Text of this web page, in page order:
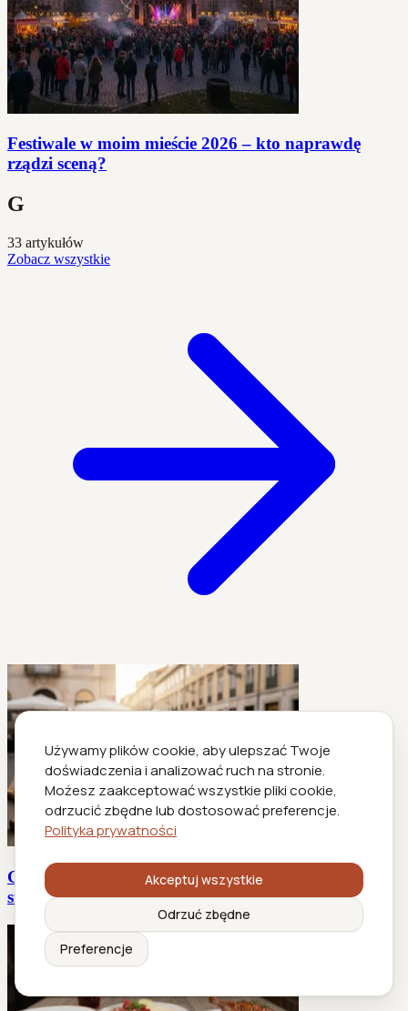
Używamy plików cookie, aby ulepszać Twoje
doświadczenia i analizować ruch na stronie.
Możesz zaakceptować wszystkie pliki cookie,
odrzucić zbędne lub dostosować preferencje.
Polityka prywatności
Akceptuj wszystkie
Odrzuć zbędne
Preferencje
Festiwale w moim mieście 2026 – kto naprawdę
rządzi sceną?
G
33 artykułów
Zobacz wszystkie
Gdzie dobrze zjeść w centrum miasta, żeby nie dać
się nabić